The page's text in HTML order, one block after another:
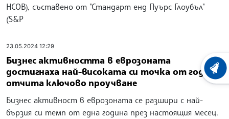
HCOB), съставено от "Стандарт енд Пуърс Глоубъл"
(S&P
23.05.2024 12:29
Бизнес активността в еврозоната
достигнаха най-високата си точка от година,
отчита ключово проучване
Бизнес активност в еврозоната се разшири с най-
бързия си темп от една година през настоящия месец.